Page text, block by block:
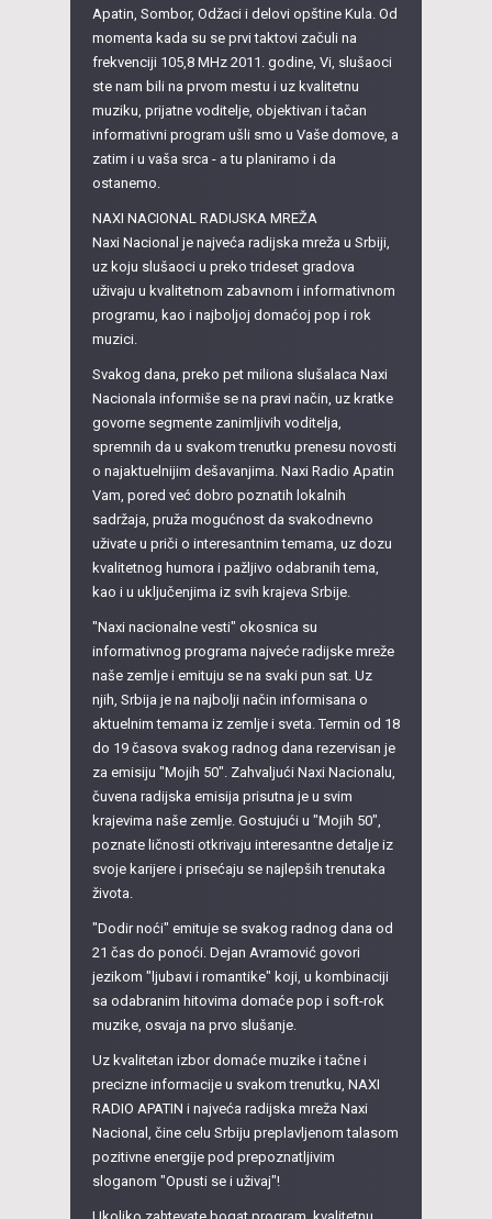
Apatin, Sombor, Odžaci i delovi opštine Kula. Od
momenta kada su se prvi taktovi začuli na
frekvenciji 105,8 MHz 2011. godine, Vi, slušaoci
ste nam bili na prvom mestu i uz kvalitetnu
muziku, prijatne voditelje, objektivan i tačan
informativni program ušli smo u Vaše domove, a
zatim i u vaša srca - a tu planiramo i da
ostanemo.
NAXI NACIONAL RADIJSKA MREŽA
Naxi Nacional je najveća radijska mreža u Srbiji,
uz koju slušaoci u preko trideset gradova
uživaju u kvalitetnom zabavnom i informativnom
programu, kao i najboljoj domaćoj pop i rok
muzici.
Svakog dana, preko pet miliona slušalaca Naxi
Nacionala informiše se na pravi način, uz kratke
govorne segmente zanimljivih voditelja,
spremnih da u svakom trenutku prenesu novosti
o najaktuelnijim dešavanjima. Naxi Radio Apatin
Vam, pored već dobro poznatih lokalnih
sadržaja, pruža mogućnost da svakodnevno
uživate u priči o interesantnim temama, uz dozu
kvalitetnog humora i pažljivo odabranih tema,
kao i u uključenjima iz svih krajeva Srbije.
"Naxi nacionalne vesti" okosnica su
informativnog programa najveće radijske mreže
naše zemlje i emituju se na svaki pun sat. Uz
njih, Srbija je na najbolji način informisana o
aktuelnim temama iz zemlje i sveta. Termin od 18
do 19 časova svakog radnog dana rezervisan je
za emisiju "Mojih 50". Zahvaljući Naxi Nacionalu,
čuvena radijska emisija prisutna je u svim
krajevima naše zemlje. Gostujući u "Mojih 50",
poznate ličnosti otkrivaju interesantne detalje iz
svoje karijere i prisećaju se najlepših trenutaka
života.
"Dodir noći" emituje se svakog radnog dana od
21 čas do ponoći. Dejan Avramović govori
jezikom "ljubavi i romantike" koji, u kombinaciji
sa odabranim hitovima domaće pop i soft-rok
muzike, osvaja na prvo slušanje.
Uz kvalitetan izbor domaće muzike i tačne i
precizne informacije u svakom trenutku, NAXI
RADIO APATIN i najveća radijska mreža Naxi
Nacional, čine celu Srbiju preplavljenom talasom
pozitivne energije pod prepoznatljivim
sloganom "Opusti se i uživaj"!